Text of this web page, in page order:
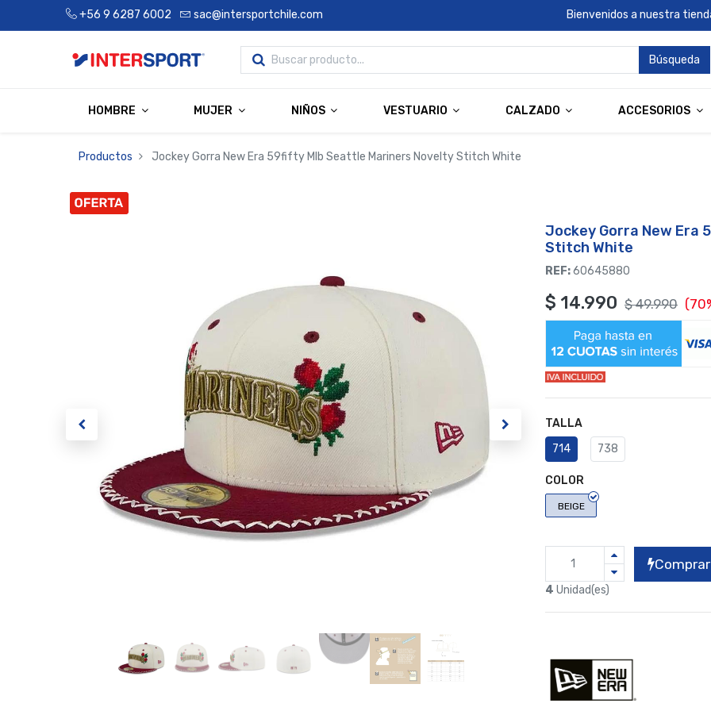
+56 9 6287 6002 sac@intersportchile.com Bienvenidos a nuestra
Búsqueda
HOMBRE MUJER NIÑOS VESTUARIO CALZADO ACCESORIOS
Productos Jockey Gorra New Era 59fifty Mlb Seattle Mariners Novelty Stitch White
Jockey Gorra New
Stitch White
REF:60645880
$ 14.990 $49.990
TALLA
714
738
COLOR
BEIGE
4 Unidad(es)